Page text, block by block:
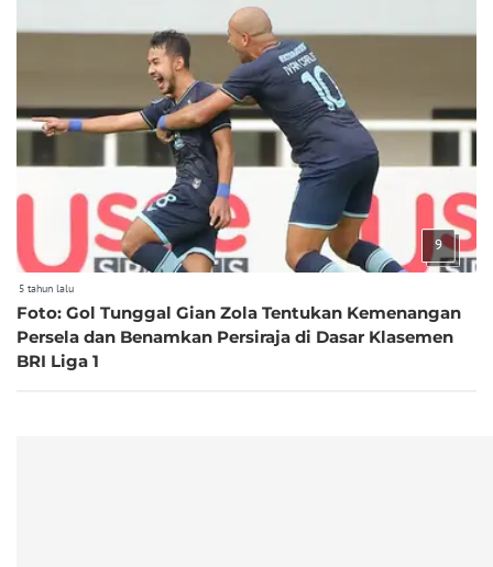
9
5 tahun lalu
Foto: Gol Tunggal Gian Zola Tentukan Kemenangan
Persela dan Benamkan Persiraja di Dasar Klasemen
BRI Liga 1